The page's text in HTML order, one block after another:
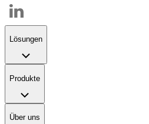
Lösungen
Produkte
Über uns